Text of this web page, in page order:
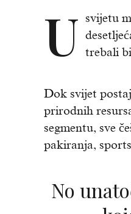
U svijetu
trebali
Dok svijet
prirodnih
segmentu, sve
pakiranja,
No unatoč dobrim namjerama, mnoge etikete